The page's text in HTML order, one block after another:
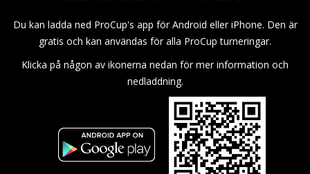
Du kan ladda ned ProCup's app för Android eller iPhone. Den är
gratis och kan användas för alla ProCup turneringar.
Klicka på någon av ikonerna nedan för mer information och
nedladdning.